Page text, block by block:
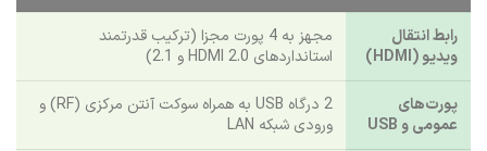
رابط انتقال
ویدیو (HDMI)
مجهز به 4 پورت مجزا (ترکیب قدرتمند
استانداردهای HDMI 2.0 و 2.1)
پورت‌های
عمومی و USB
2 درگاه USB به همراه سوکت آنتن مرکزی (RF) و
ورودی شبکه LAN